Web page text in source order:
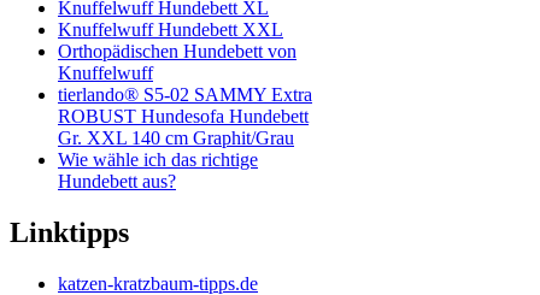
Knuffelwuff Hundebett XL
Knuffelwuff Hundebett XXL
Orthopädischen Hundebett von
Knuffelwuff
tierlando® S5-02 SAMMY Extra
ROBUST Hundesofa Hundebett
Gr. XXL 140 cm Graphit/Grau
Wie wähle ich das richtige
Hundebett aus?
Linktipps
katzen-kratzbaum-tipps.de